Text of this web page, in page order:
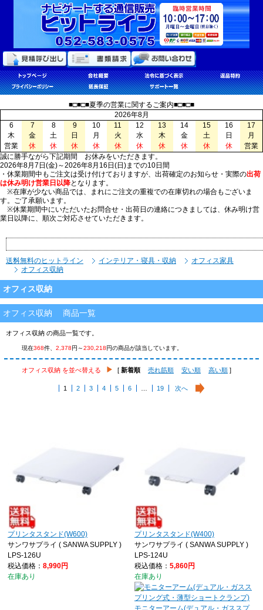
■□■□■夏季の営業に関するご案内■□■□■
2026年8月
6
7 8 9 10 11 12 13 14 15 16
17
木
金 土 日 月 火 水 木 金 土 日
月
営業
休 休 休 休 休 休 休 休 休 休
営業
誠に勝手ながら下記期間 お休みをいただきます。
2026年8月7日(金)～2026年8月16日(日)までの10日間
・休業期間中もご注文は受け付けておりますが、出荷確定のお知らせ・実際の出荷
は休み明け営業日以降となります。
※在庫が少ない商品では、まれにご注文の重複での在庫切れの場合もございま
す。ご了承願います。
※休業期間中にいただいたお問合せ・出荷日の連絡につきましては、休み明け営
業日以降に、順次ご対応させていただきます。
送料無料のヒットライン インテリア・寝具・収納
オフィス家具
オフィス収納
オフィス収納
オフィス収納 商品一覧
オフィス収納 の商品一覧です。
現在368件、 2,378円～230,218円の商品が該当しています。
オフィス収納 を並べ替える [ 新着順 売れ筋順 安い順 高い順 ]
1 2 3 4 5 6 … 19 次へ
プリンタスタンド(W600)
サンワサプライ ( SANWA SUPPLY )
LPS-126U
税込価格： 8,990円
在庫あり
プリンタスタンド(W400)
サンワサプライ ( SANWA SUPPLY )
LPS-124U
税込価格： 5,860円
在庫あり